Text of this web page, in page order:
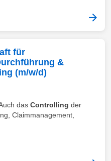
für
&
(m/w/d)
das Controlling der
Claimmanagement,